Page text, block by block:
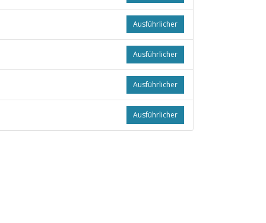
Ausführlicher
Ausführlicher
Ausführlicher
Ausführlicher